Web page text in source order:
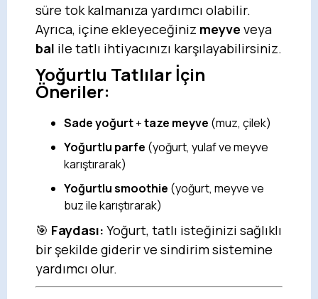
süre tok kalmanıza yardımcı olabilir.
Ayrıca, içine ekleyeceğiniz meyve veya
bal ile tatlı ihtiyacınızı karşılayabilirsiniz.
Yoğurtlu Tatlılar İçin
Öneriler:
Sade yoğurt+taze meyve (muz, çilek)
Yoğurtlu parfe (yoğurt, yulaf ve meyve
karıştırarak)
Yoğurtlu smoothie (yoğurt, meyve ve
buz ile karıştırarak)
🎯 Faydası: Yoğurt, tatlı isteğinizi sağlıklı
bir şekilde giderir ve sindirim sistemine
yardımcı olur.